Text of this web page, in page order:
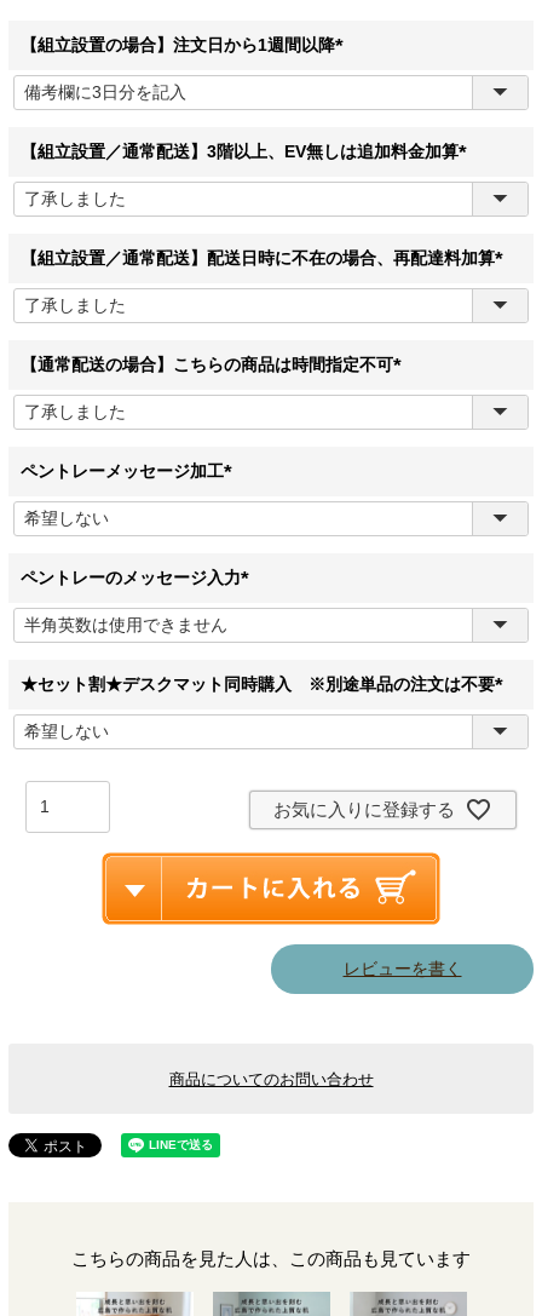
【組立設置の場合】注文日から1週間以降
(
【組立設置／通常配送】3階以上、EV無しは追加料金加算
(
)
【組立設置／通常配送】配送日時に不在の場合、再配達料加算
(
必
【通常配送の場合】こちらの商品は時間指定不可
(
ペントレーメッセージ加工
(
)
ペントレーのメッセージ入力
(
)
★セット割★デスクマット同時購入 ※別途単品の注文は不要
(
必
)
お気に入りに登録する
レビューを書く
商品についてのお問い合わせ
こちらの商品を見た人は、この商品も見ています